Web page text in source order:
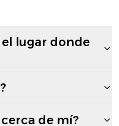
lugar donde
de mí?